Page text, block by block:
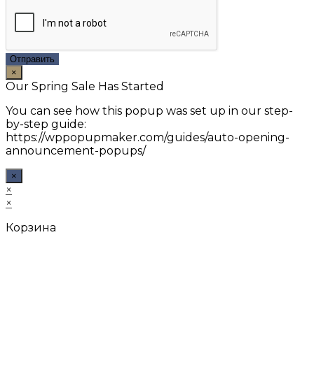
Отправить
×
Our Spring Sale Has Started
You can see how this popup was set up in our step-
by-step guide:
https://wppopupmaker.com/guides/auto-opening-
announcement-popups/
×
×
×
Корзина